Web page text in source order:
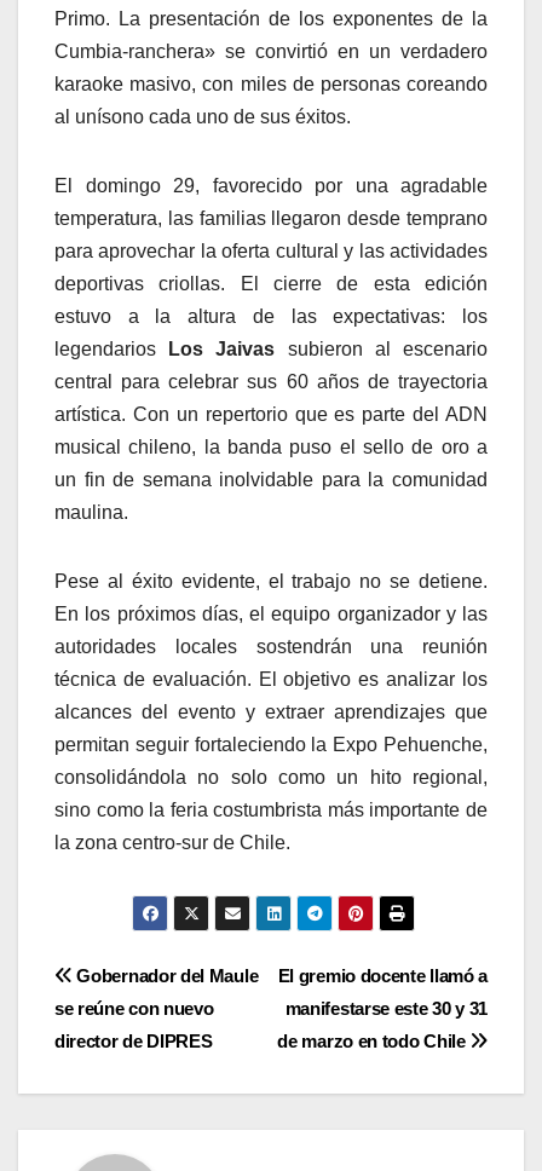
Primo. La presentación de los exponentes de la
Cumbia-ranchera» se convirtió en un verdadero
karaoke masivo, con miles de personas coreando
al unísono cada uno de sus éxitos.
El domingo 29, favorecido por una agradable
temperatura, las familias llegaron desde temprano
para aprovechar la oferta cultural y las actividades
deportivas criollas. El cierre de esta edición
estuvo a la altura de las expectativas: los
legendarios
Los Jaivas subieron al escenario
central para celebrar sus 60 años de trayectoria
artística. Con un repertorio que es parte del ADN
musical chileno, la banda puso el sello de oro a
un fin de semana inolvidable para la comunidad
maulina.
Pese al éxito evidente, el trabajo no se detiene.
En los próximos días, el equipo organizador y las
autoridades locales sostendrán una reunión
técnica de evaluación. El objetivo es analizar los
alcances del evento y extraer aprendizajes que
permitan seguir fortaleciendo la Expo Pehuenche,
consolidándola no solo como un hito regional,
sino como la feria costumbrista más importante de
la zona centro-sur de Chile.
Navegación
de
entradas
El gremio docente llamó a
manifestarse este 30 y 31
de marzo en todo Chile
Gobernador del Maule
se reúne con nuevo
director de DIPRES